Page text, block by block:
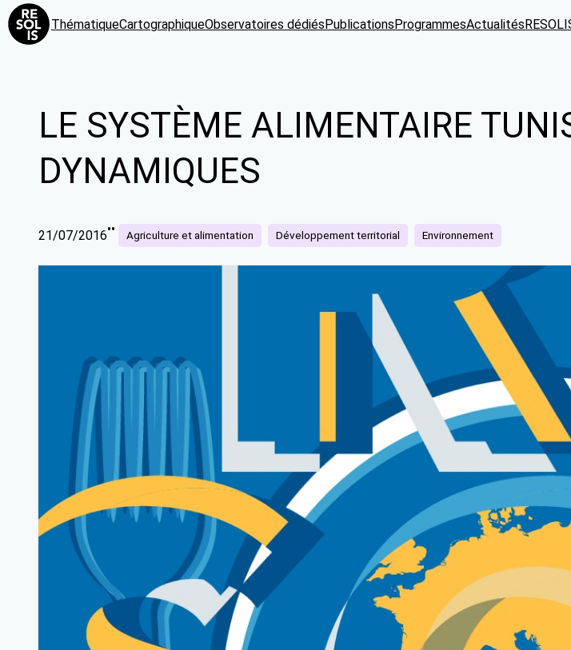
Aller
au
ThématiqueCartographiqueObservatoires dédiésPublicationsProgrammesActualités
LE SYSTÈME ALIMENTAIRE
DYNAMIQUES
21/07/2016•• Agriculture et alimentation Développement territorial Environnement